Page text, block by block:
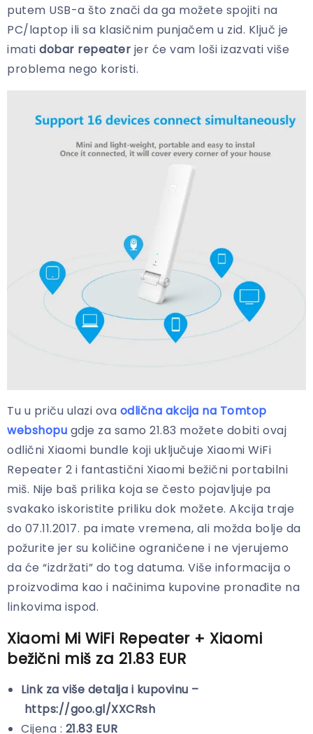
putem USB-a što znači da ga možete spojiti na
PC/laptop ili sa klasičnim punjačem u zid. Ključ je
imati dobar repeater jer će vam loši izazvati više
problema nego koristi.
Tu u priču ulazi ova odlična akcija na Tomtop
webshopu gdje za samo 21.83 možete dobiti ovaj
odlični Xiaomi bundle koji uključuje Xiaomi WiFi
Repeater 2 i fantastični Xiaomi bežični portabilni
miš. Nije baš prilika koja se često pojavljuje pa
svakako iskoristite priliku dok možete. Akcija traje
do 07.11.2017. pa imate vremena, ali možda bolje da
požurite jer su količine ograničene i ne vjerujemo
da će “izdržati” do tog datuma. Više informacija o
proizvodima kao i načinima kupovine pronađite na
linkovima ispod.
Xiaomi Mi WiFi Repeater + Xiaomi
bežični miš za 21.83 EUR
Link za više detalja i kupovinu –
https://goo.gl/XXCRsh
Cijena : 21.83 EUR